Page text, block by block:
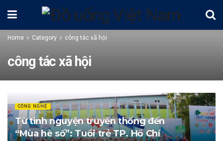
Home Category công tác xã hội
công tác xã hội
CÔNG NGHỆ
Từ tình nguyện truyền thống đến
“Mùa hè số”: Tuổi trẻ TP. Hồ Chí